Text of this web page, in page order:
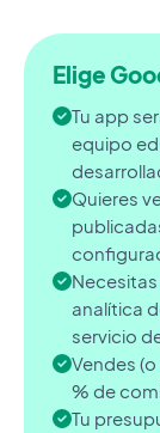
Elige
Tu app
equipo
Quieres
analítica
servicio
Vendes
% de
Tu